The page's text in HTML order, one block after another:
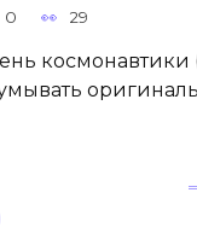
0 29
космонавтики